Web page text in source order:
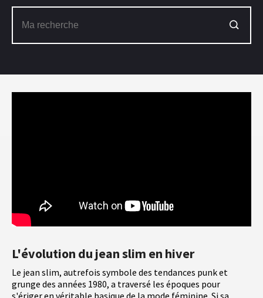
L'évolution du jean slim en hiver
Le jean slim, autrefois symbole des tendances punk et
grunge des années 1980, a traversé les époques pour